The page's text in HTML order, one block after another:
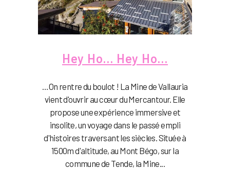
Hey Ho… Hey Ho…
…On rentre du boulot ! La Mine de Vallauria
vient d'ouvrir au cœur du Mercantour. Elle
propose une expérience immersive et
insolite, un voyage dans le passé empli
d'histoires traversant les siècles. Située à
1500m d'altitude, au Mont Bégo, sur la
commune de Tende, la Mine...